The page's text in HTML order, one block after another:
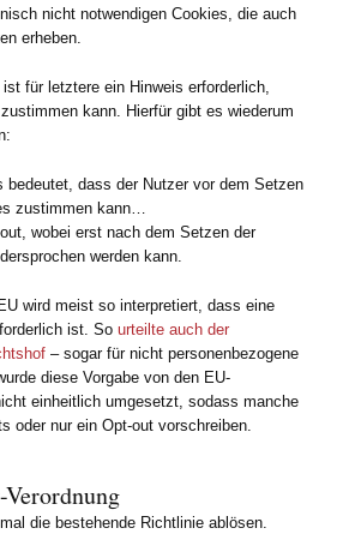
nicht notwendigen Cookies, die auch
erheben.
für letztere ein Hinweis erforderlich,
kann. Hierfür gibt es wiederum
bedeutet, dass der Nutzer vor dem Setzen
zustimmen kann…
wobei erst nach dem Setzen der
werden kann.
wird meist so interpretiert, dass eine
ist. Sourteilte auch der
– sogar für nicht personenbezogene
diese Vorgabe von den EU-
einheitlich umgesetzt, sodass manche
oder nur ein Opt-out vorschreiben.
die bestehende Richtlinie ablösen.